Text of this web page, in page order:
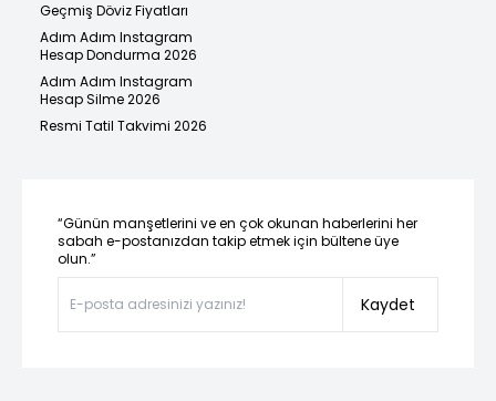
Geçmiş Döviz Fiyatları
Adım Adım Instagram
Hesap Dondurma 2026
Adım Adım Instagram
Hesap Silme 2026
Resmi Tatil Takvimi 2026
“Günün manşetlerini ve en çok okunan haberlerini her
sabah e-postanızdan takip etmek için bültene üye
olun.”
Kaydet